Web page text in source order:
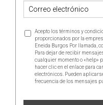
Acepto los términos y
proporcionados por la
Eneida Burgos Por llamada,
Para dejar de recibir
cualquier momento o «help»
hacer clic en el enlace para
electrónicos. Pueden
frecuencia de los mensajes